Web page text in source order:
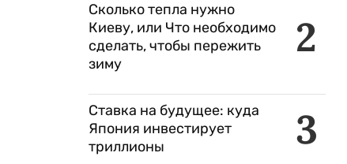
2
Сколько тепла нужно
Киеву, или Что необходимо
сделать, чтобы пережить
зиму
3
Ставка на будущее: куда
Япония инвестирует
триллионы